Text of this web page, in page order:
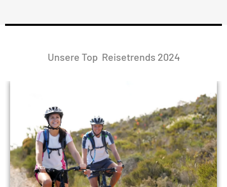
Unsere Top Reisetrends 2024